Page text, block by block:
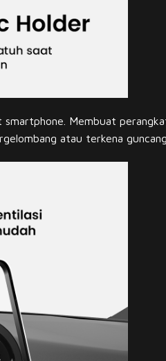
Membuat
atau terkena